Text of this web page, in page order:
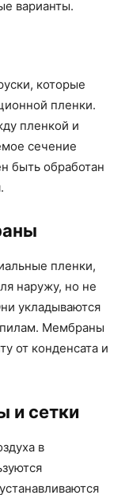
варианты.
которые
пленки.
пленкой и
сечение
быть обработан
пленки,
наружу, но не
укладываются
Мембраны
от конденсата и
и сетки
в